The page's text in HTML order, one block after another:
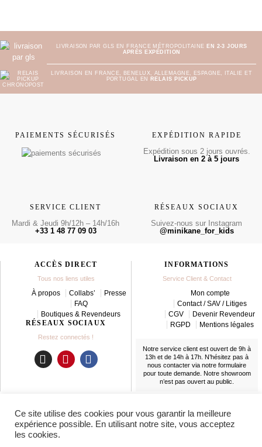
LIVRAISON PAR GLS EN FRANCE MÉTROPOLITAINE EN 2-3 JOURS
APRÈS EXPÉDITION
LIVRAISON EN FRANCE, BENELUX, ALLEMAGNE, ESPAGNE, ITALIE ET
PORTUGAL EN
RELAIS PICKUP
PAIEMENTS SÉCURISÉS EXPÉDITION RAPIDE
Expédition sous 2 jours ouvrés.
Livraison en 2 à 5 jours
SERVICE CLIENT
Mardi & Jeudi 9h/12h – 14h/16h
+33 1 48 77 09 03
RÉSEAUX SOCIAUX
Suivez-nous sur Instagram
@minikane_for_kids
ACCÈS DIRECT
Tous nos liens utiles
À propos Collabs’
Presse
FAQ
Boutiques & Revendeurs
RÉSEAUX SOCIAUX
Restez connectés !
I
a
g
r
P
e
r
F
b
o
INFORMATIONS
Service Client & Contact
Mon compte
Contact / SAV / Litiges
CGV
Devenir Revendeur
RGPD
Mentions légales
Notre service client est ouvert de 9h à
13h et de 14h à 17h. N’hésitez pas à
nous contacter via notre formulaire
pour toute demande. Notre showroom
n’est pas ouvert au public.
En France et partout dans le monde
Ce site utilise des cookies pour vous garantir la meilleure
expérience possible. En utilisant notre site, vous acceptez
les cookies.